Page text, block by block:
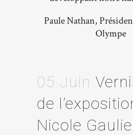
Paule Nathan,
Olympe
05 Juin
de
Nicole